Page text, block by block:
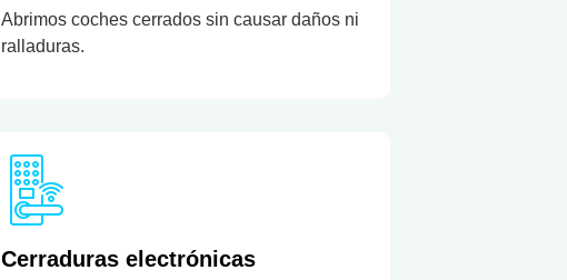
Abrimos coches cerrados sin causar daños ni
ralladuras.
Cerraduras electrónicas